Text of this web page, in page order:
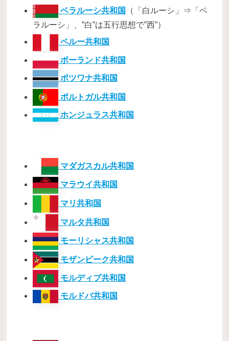
ベラルーシ共和国
（「白ルーシ」⇒「ベ
ラルーシ」、”白”は五行思想で”西”）
ペルー共和国
ポーランド共和国
ボツワナ共和国
ポルトガル共和国
ホンジュラス共和国
マダガスカル共和国
マラウイ共和国
マリ共和国
マルタ共和国
モーリシャス共和国
モザンビーク共和国
モルディブ共和国
モルドバ共和国